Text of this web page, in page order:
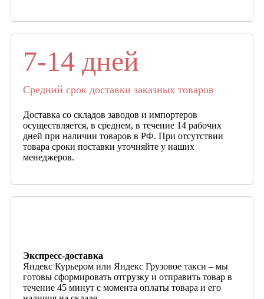
7-14 дней
Средний срок доставки заказных товаров
Доставка со складов заводов и импортеров
осуществляется, в среднем, в течение 14 рабочих
дней при наличии товаров в РФ. При отсутствии
товара сроки поставки уточняйте у наших
менеджеров.
Экспресс-доставка
Яндекс Курьером или Яндекс Грузовое такси – мы
готовы сформировать отгрузку и отправить товар в
течение 45 минут с момента оплаты товара и его